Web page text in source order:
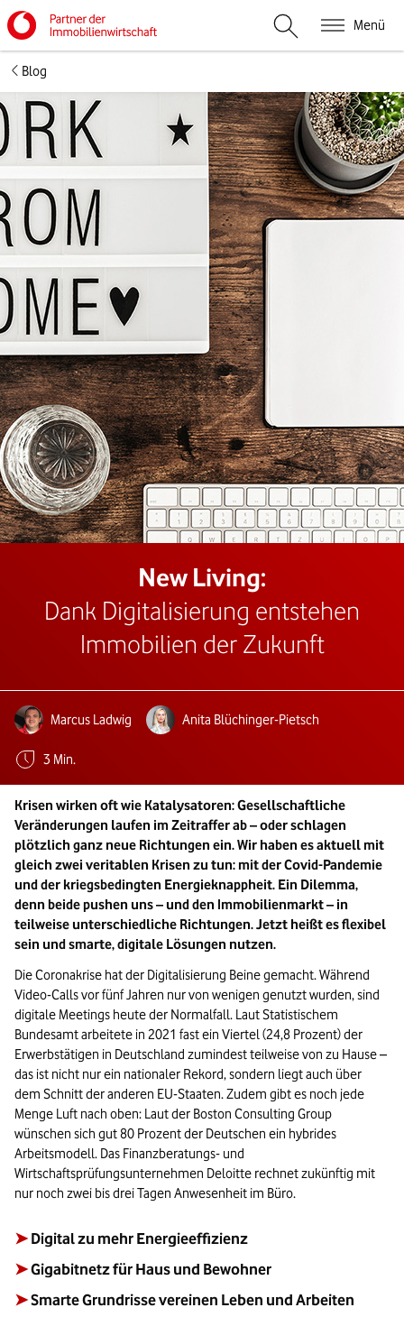
Menü
Suche öffnen
Blog
New Living:
Dank Digitalisierung entstehen
Immobilien der Zukunft
Autoren:Marcus Ladwig Anita Blüchinger-Pietsch
Geschätzte Lesezeit:
3 Min.
Krisen wirken oft wie Katalysatoren: Gesellschaftliche
Veränderungen laufen im Zeitraffer ab – oder schlagen
plötzlich ganz neue Richtungen ein. Wir haben es aktuell mit
gleich zwei veritablen Krisen zu tun: mit der Covid-Pandemie
und der kriegsbedingten Energieknappheit. Ein Dilemma,
denn beide pushen uns – und den Immobilienmarkt – in
teilweise unterschiedliche Richtungen. Jetzt heißt es flexibel
sein und smarte, digitale Lösungen nutzen.
Die Coronakrise hat der Digitalisierung Beine gemacht. Während
Video-Calls vor fünf Jahren nur von wenigen genutzt wurden, sind
digitale Meetings heute der Normalfall. Laut Statistischem
Bundesamt arbeitete in 2021 fast ein Viertel (24,8 Prozent) der
Erwerbstätigen in Deutschland zumindest teilweise von zu Hause –
das ist nicht nur ein nationaler Rekord, sondern liegt auch über
dem Schnitt der anderen EU-Staaten. Zudem gibt es noch jede
Menge Luft nach oben: Laut der Boston Consulting Group
wünschen sich gut 80 Prozent der Deutschen ein hybrides
Arbeitsmodell. Das Finanzberatungs- und
Wirtschaftsprüfungsunternehmen Deloitte rechnet zukünftig mit
nur noch zwei bis drei Tagen Anwesenheit im Büro.
➤ Digital zu mehr Energieeffizienz
➤Gigabitnetz für Haus und Bewohner
➤Smarte Grundrisse vereinen Leben und Arbeiten